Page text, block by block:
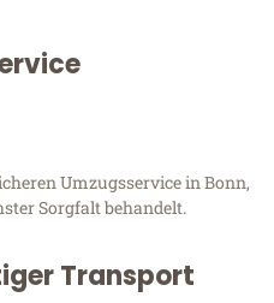
Umzugsservice in Bonn,
Sorgfalt behandelt.
Transport